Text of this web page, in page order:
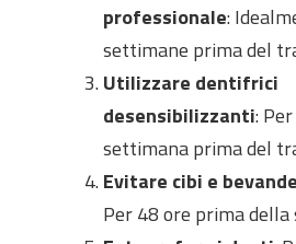
professionale:
settimane prima del
Utilizzare dentifrici
desensibilizzanti:
settimana prima del
Evitare cibi e
Per 48 ore prima della